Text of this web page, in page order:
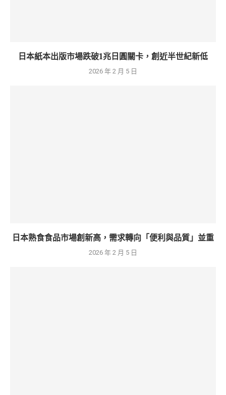
日本紙本出版市場跌破1兆日圓關卡，創近半世紀新低
2026 年 2 月 5 日
日本熟食食品市場創新高，需求轉向「便利與品質」並重
2026 年 2 月 5 日